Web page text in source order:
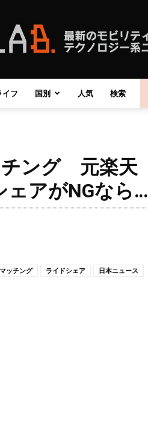
自
イフ 国別 人気 検索
チング 元楽天
アがNGなら…
マッチング ライドシェア
日本ニュース